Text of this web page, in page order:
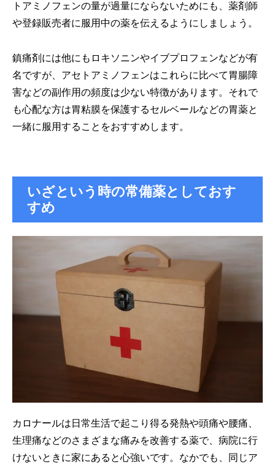
トアミノフェンの量が過量にならないためにも、薬剤師
や登録販売者に服用中の薬を伝えるようにしましょう。
鎮痛剤には他にもロキソニンやイブプロフェンなどが有
名ですが、アセトアミノフェンはこれらに比べて胃腸障
害などの副作用の頻度は少ない特徴があります。それで
も心配な方は胃粘膜を保護するセルベールなどの胃薬と
一緒に服用することをおすすめします。
いざという時の常備薬としておす
すめ
カロナールは日常生活で起こり得る発熱や頭痛や腰痛、
生理痛などのさまざまな痛みを改善する薬で、病院に行
けないときに家にあると心強いです。なかでも、同じア